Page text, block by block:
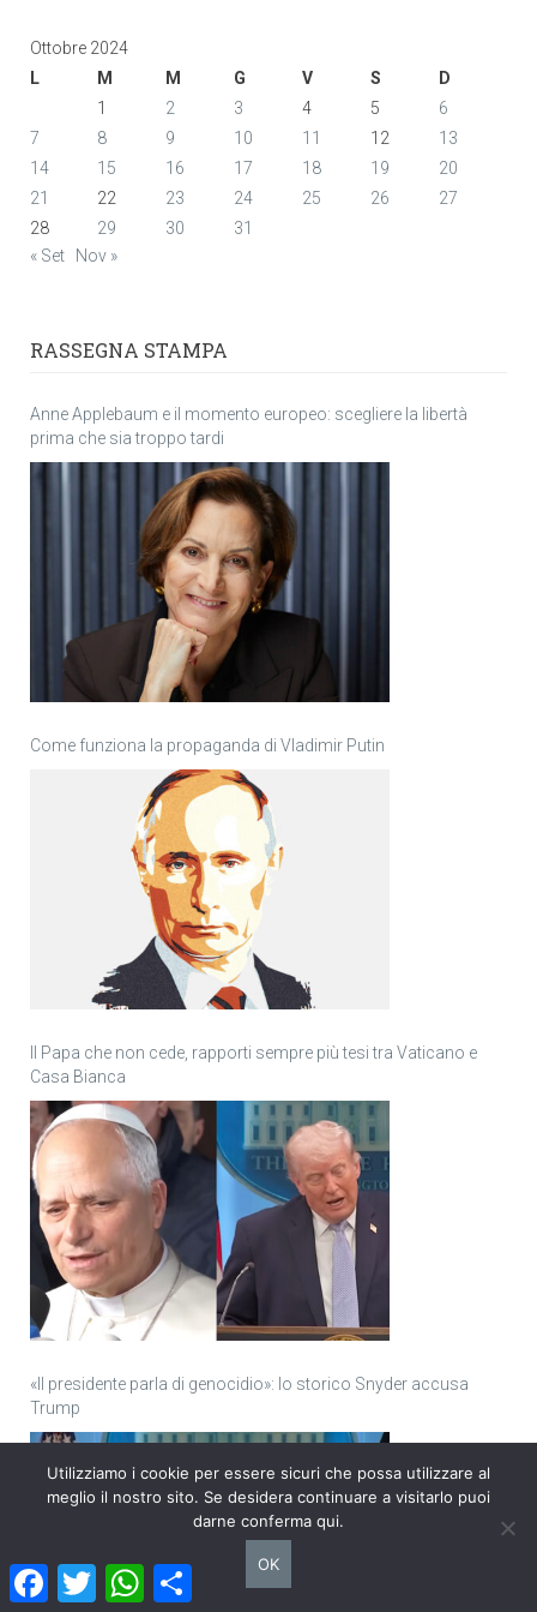
Ottobre 2024
L
M M G V S
D
1
2 3 4 5
6
7
8 9 10 11 12
13
14
15 16 17 18 19
20
21
22 23 24 25 26
27
28
29 30
31
« Set
Nov »
RASSEGNA STAMPA
Anne Applebaum e il momento europeo: scegliere la libertà
prima che sia troppo tardi
Come funziona la propaganda di Vladimir Putin
Il Papa che non cede, rapporti sempre più tesi tra Vaticano e
Casa Bianca
«Il presidente parla di genocidio»: lo storico Snyder accusa
Trump
FacebookTwitter WhatsAppCondividi
Utilizziamo i cookie per essere sicuri che possa utilizzare al
meglio il nostro sito. Se desidera continuare a visitarlo puoi
darne conferma qui.
OK